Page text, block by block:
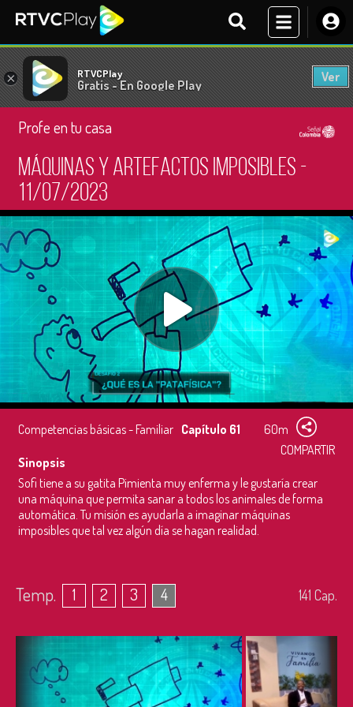
× RTVCPlay
Gratis - En Google Play
Ver
Profe en tu casa
Máquinas y artefactos imposibles -
11/07/2023
Competencias básicas - Familiar Capítulo 61
60m
COMPARTIR
Sinopsis
Sofi tiene a su gatita Pimienta muy enferma y le gustaría crear
una máquina que permita sanar a todos los animales de forma
automática. Tu misión es ayudarla a imaginar máquinas
imposibles que tal vez algún día se hagan realidad.
Temp. 1 2 3 4 141 Cap.